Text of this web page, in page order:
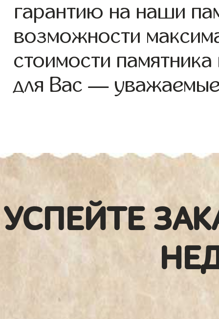
гарантию на наши
возможности
стоимости
для Вас —
УСПЕЙТЕ